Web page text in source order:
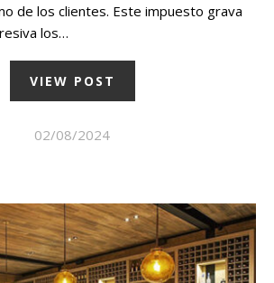
de los clientes. Este impuesto grava
los…
VIEW POST
02/08/2024